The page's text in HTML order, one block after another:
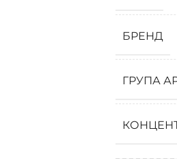
БРЕНД
ГРУПА